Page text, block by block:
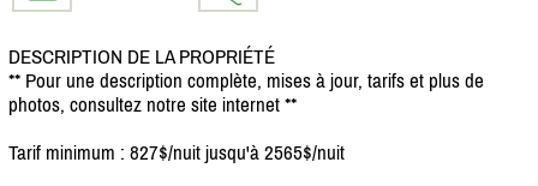
DESCRIPTION DE LA PROPRIÉTÉ
** Pour une description complète, mises à jour, tarifs et plus de
photos, consultez notre site internet **
Tarif minimum : 827$/nuit jusqu'à 2565$/nuit